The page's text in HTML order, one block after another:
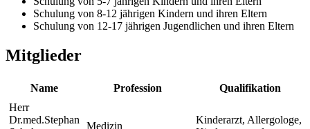
Schulung von 8-12 jährigen Kindern und ihren Eltern
Schulung von 12-17 jährigen Jugendlichen und ihren Eltern
Mitglieder
Name Profession
Qualifikation
Herr
Dr.med.Stephan
Medizin
Kinderarzt, Allergologe,